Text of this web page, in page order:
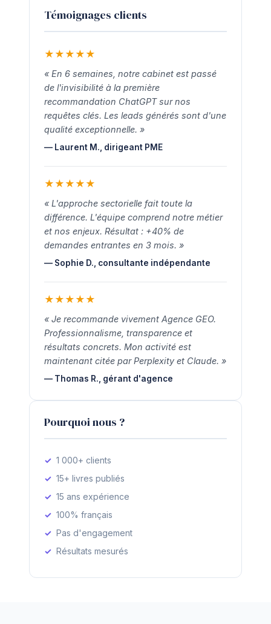
Témoignages clients
★ ★ ★ ★ ★
« En 6 semaines, notre cabinet est passé
de l'invisibilité à la première
recommandation ChatGPT sur nos
requêtes clés. Les leads générés sont d'une
qualité exceptionnelle. »
— Laurent M., dirigeant PME
★ ★ ★ ★ ★
« L'approche sectorielle fait toute la
différence. L'équipe comprend notre métier
et nos enjeux. Résultat : +40% de
demandes entrantes en 3 mois. »
— Sophie D., consultante indépendante
★ ★ ★ ★ ★
« Je recommande vivement Agence GEO.
Professionnalisme, transparence et
résultats concrets. Mon activité est
maintenant citée par Perplexity et Claude. »
— Thomas R., gérant d'agence
Pourquoi nous ?
1 000+ clients
15+ livres publiés
15 ans expérience
100% français
Pas d'engagement
Résultats mesurés